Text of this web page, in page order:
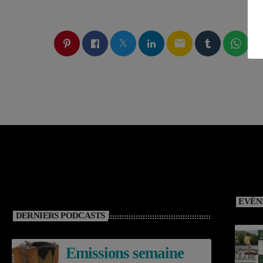
email
DERNIERS PODCASTS
Emissions semaine